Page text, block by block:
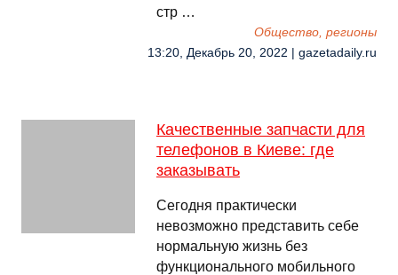
стр …
Общество, регионы
13:20, Декабрь 20, 2022 | gazetadaily.ru
Качественные запчасти для
телефонов в Киеве: где
заказывать
Сегодня практически
невозможно представить себе
нормальную жизнь без
функционального мобильного